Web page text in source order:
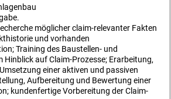
möglicher claim-relevanter Fakten
und vorhanden
Training des Baustellen- und
Hinblick auf Claim-Prozesse; Erarbeitung,
einer aktiven und passiven
Aufbereitung und Bewertung einer
kundenfertige Vorbereitung der Claim-